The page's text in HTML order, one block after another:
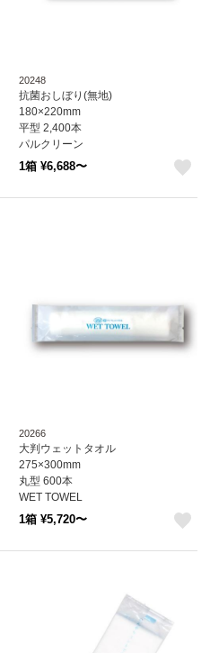
20248
抗菌おしぼり(無地)
180×220mm
平型 2,400本
パルクリーン
※北海道・沖縄・離島 送料別途 ※個
人宅配送不可 (尚美堂/フジナップ)
1箱 ¥6,688〜
20266
大判ウェットタオル
275×300mm
丸型 600本
WET TOWEL
※北海道・沖縄・離島 送料別途 ※個
人宅配送不可 (尚美堂/フジナップ)
1箱 ¥5,720〜